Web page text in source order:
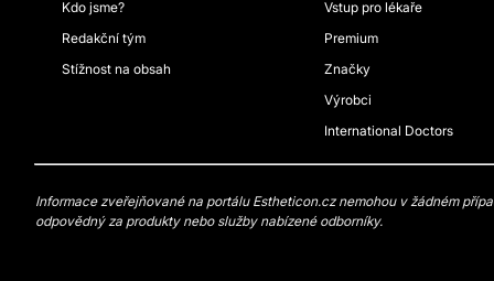
Kdo jsme?
Redakční tým
Stížnost na obsah
Vstup pro lékaře
Premium
Značky
Výrobci
International Doctors
Informace zveřejňované na portálu Estheticon.cz nemohou v žádném
odpovědný za produkty nebo služby nabízené odborníky.